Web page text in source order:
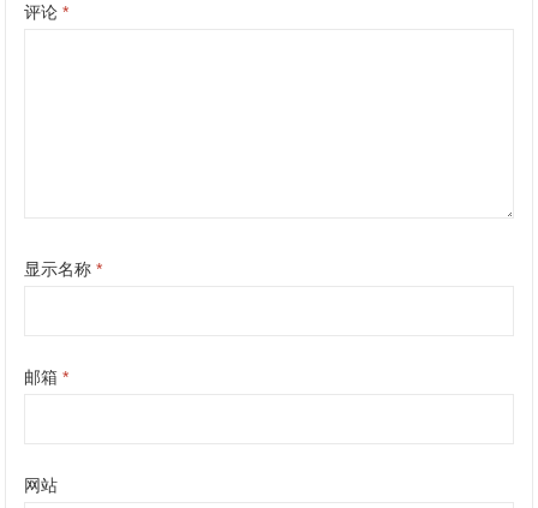
评论*
显示名称*
邮箱*
网站